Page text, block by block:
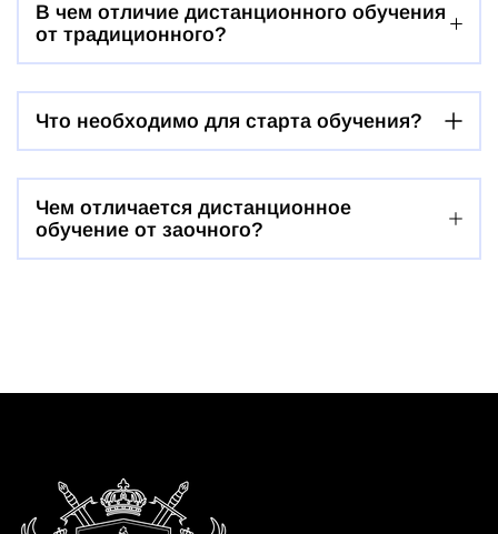
В чем отличие дистанционного обучения
от традиционного?
Что необходимо для старта обучения?
Чем отличается дистанционное
обучение от заочного?